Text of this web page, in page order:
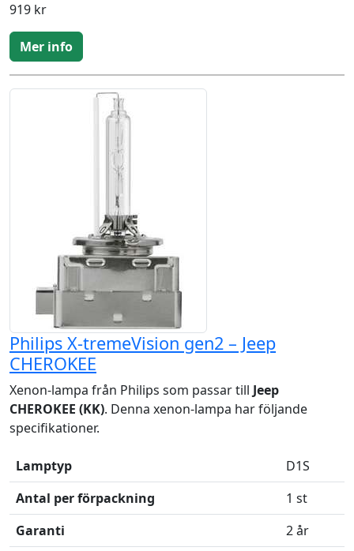
919 kr
Mer info
Philips X-tremeVision gen2 – Jeep
CHEROKEE
Xenon-lampa från Philips som passar till Jeep
CHEROKEE (KK). Denna xenon-lampa har följande
specifikationer.
Lamptyp
D1S
Antal per förpackning
1 st
Garanti
2 år